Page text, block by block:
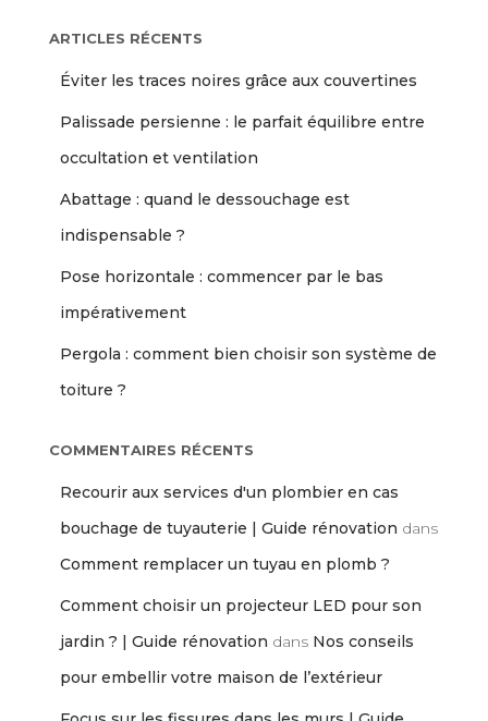
ARTICLES RÉCENTS
Éviter les traces noires grâce aux couvertines
Palissade persienne : le parfait équilibre entre
occultation et ventilation
Abattage : quand le dessouchage est
indispensable ?
Pose horizontale : commencer par le bas
impérativement
Pergola : comment bien choisir son système de
toiture ?
COMMENTAIRES RÉCENTS
Recourir aux services d'un plombier en cas
bouchage de tuyauterie | Guide rénovation dans
Comment remplacer un tuyau en plomb ?
Comment choisir un projecteur LED pour son
jardin ? | Guide rénovation dans Nos conseils
pour embellir votre maison de l’extérieur